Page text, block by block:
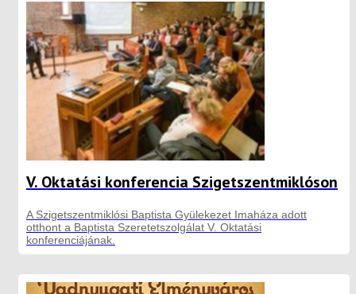
V. Oktatási konferencia Szigetszentmiklóson
A Szigetszentmiklósi Baptista Gyülekezet Imaháza adott
otthont a Baptista Szeretetszolgálat V. Oktatási
konferenciájának.